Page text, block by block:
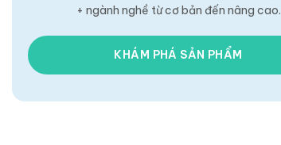
+ ngành nghề từ cơ bản đến nâng cao.
KHÁM PHÁ SẢN PHẨM